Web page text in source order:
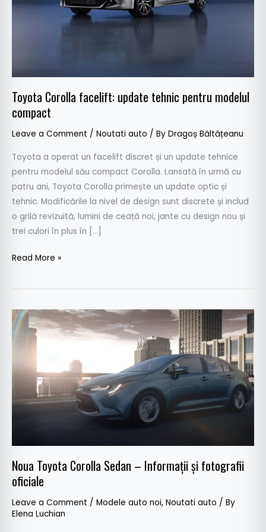
Toyota Corolla facelift: update tehnic pentru modelul
compact
Leave a Comment / Noutati auto / By Dragoș Băltățeanu
Toyota a operat un facelift discret și un update tehnice
pentru modelul său compact Corolla. Lansată în urmă cu
patru ani, Toyota Corolla primește un update optic și
tehnic. Modificările la nivel de design sunt discrete și includ
o grilă revizuită, lumini de ceață noi, jante cu design nou și
trei culori în plus în […]
compact
Read More »
Noua Toyota Corolla Sedan – Informații și fotografii
oficiale
Leave a Comment / Modele auto noi, Noutati auto / By
Elena Luchian
Noua
Toyota
Corolla
–
Informații
și